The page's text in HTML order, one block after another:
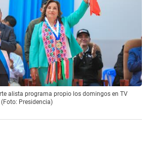
alista programa propio los domingos en TV
Presidencia)